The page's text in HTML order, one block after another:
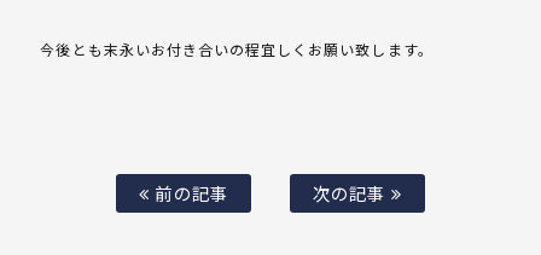
今後とも末永いお付き合いの程宜しくお願い致します。
前の記事 次の記事